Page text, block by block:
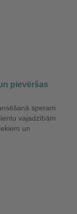
pievēršas
speram
vajadzībām
un